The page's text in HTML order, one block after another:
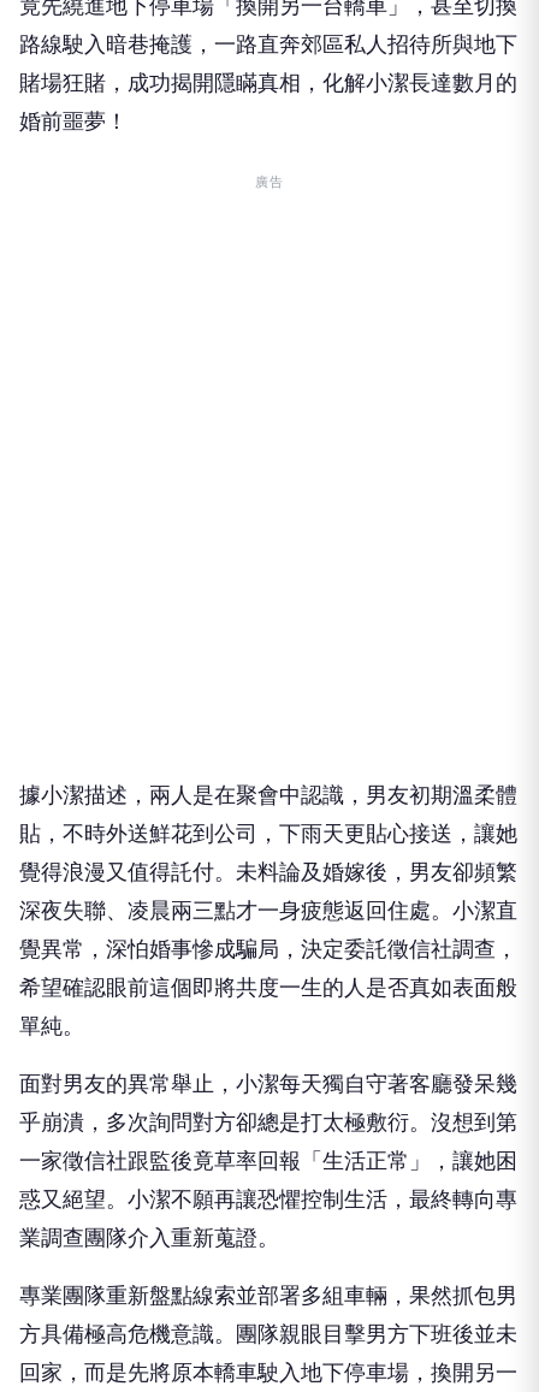
竟先繞進地下停車場「換開另一台轎車」，甚至切換
路線駛入暗巷掩護，一路直奔郊區私人招待所與地下
賭場狂賭，成功揭開隱瞞真相，化解小潔長達數月的
婚前噩夢！
廣告
貼，不時外送鮮花到公司，下雨天更貼心接送，讓她
覺得浪漫又值得託付。未料論及婚嫁後，男友卻頻繁
深夜失聯、凌晨兩三點才一身疲態返回住處。小潔直
覺異常，深怕婚事慘成騙局，決定委託徵信社調查，
希望確認眼前這個即將共度一生的人是否真如表面般
單純。
面對男友的異常舉止，小潔每天獨自守著客廳發呆幾
乎崩潰，多次詢問對方卻總是打太極敷衍。沒想到第
一家徵信社跟監後竟草率回報「生活正常」，讓她困
惑又絕望。小潔不願再讓恐懼控制生活，最終轉向專
業調查團隊介入重新蒐證。
專業團隊重新盤點線索並部署多組車輛，果然抓包男
方具備極高危機意識。團隊親眼目擊男方下班後並未
回家，而是先將原本轎車駛入地下停車場，換開另一
台灰色轎車重新上路，甚至在巷弄內上演高超駕駛技